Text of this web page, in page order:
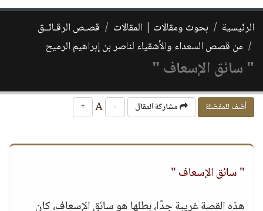
الرئيسية بحوث ومقالات | المقالات
قصـص الرقـائــق
من قصص السعداء والأشقياء لناصر بن إبراهيم الرميح
" سائق الإسعاف "
أضف للمفضلة مشاركة المقال -
+
" سائق الإسعاف "
هذه القصة غريبة جدًا، بطلها هو سائق الإسعاف، كان